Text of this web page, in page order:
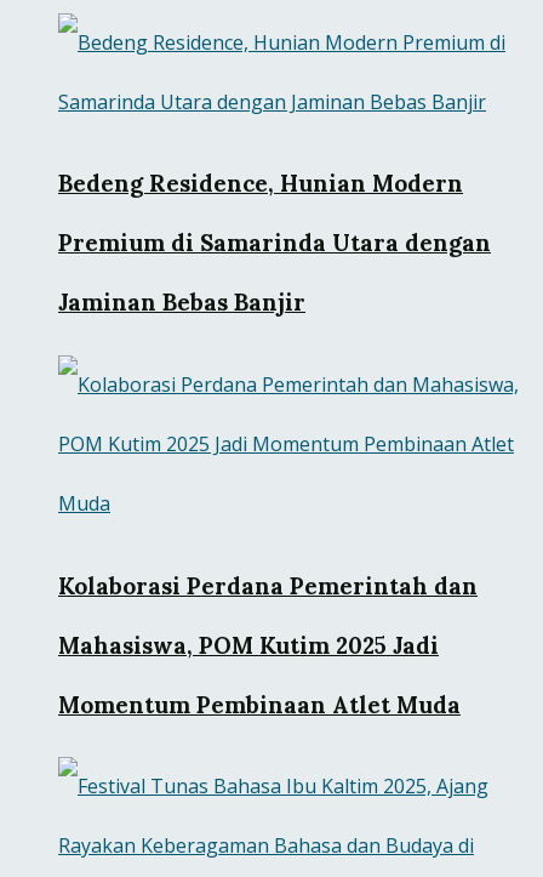
Bedeng Residence, Hunian Modern
Premium di Samarinda Utara dengan
Jaminan Bebas Banjir
Kolaborasi Perdana Pemerintah dan
Mahasiswa, POM Kutim 2025 Jadi
Momentum Pembinaan Atlet Muda